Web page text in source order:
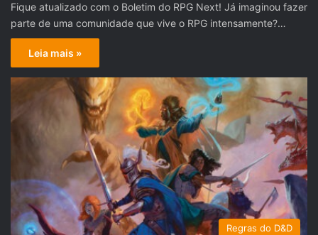
Fique atualizado com o Boletim do RPG Next! Já imaginou fazer
parte de uma comunidade que vive o RPG intensamente?…
Leia mais »
Regras do D&D